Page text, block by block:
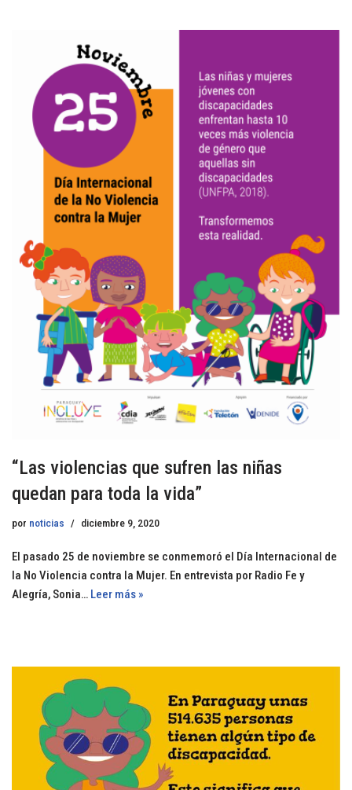
“Las violencias que sufren las niñas
quedan para toda la vida”
por noticias diciembre 9, 2020
El pasado 25 de noviembre se conmemoró el Día Internacional de
la No Violencia contra la Mujer. En entrevista por Radio Fe y
Alegría, Sonia… Leer más »